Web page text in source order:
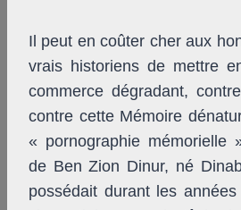
Il peut en coûter cher aux
vrais historiens de mettre
commerce dégradant,
contre cette Mémoire
« pornographie mémorielle
de Ben Zion Dinur, né
possédait durant les